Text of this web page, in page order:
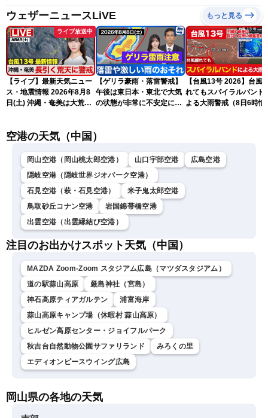
ウェザーニュースLiVE もっと見る
ライブ放送中
【ライブ】最新天気ニュー
ス・地震情報 2026年8月8
日(土) 沖縄・奄美は大荒れ
ースLiVEサンシャイン・魚
【ゲリラ豪雨・落雷警戒】
午後は東日本・東北で大気
の状態が非常に不安定に
【台風13号 2026】台風
れてもスパイラルバンド
よる大雨警戒（8日6時情
空港の天気（中国）
岡山空港（岡山桃太郎空港） 山口宇部空港
広島空港
隠岐空港（隠岐世界ジオパーク空港）
石見空港（萩・石見空港）
米子鬼太郎空港
鳥取砂丘コナン空港
岩国錦帯橋空港
出雲空港（出雲縁結び空港）
注目のお出かけスポット天気（中国）
MAZDA Zoom-Zoom スタジアム広島（マツダスタジアム）
道の駅蒜山高原
厳島神社（宮島）
神石高原ティアガルテン
浦富海岸
蒜山高原キャンプ場（休暇村 蒜山高原）
ヒルゼン高原センター・ジョイフルパーク
秋吉台自然動物公園サファリランド
みろくの里
エディオンピースウイング広島
岡山県の各地の天気